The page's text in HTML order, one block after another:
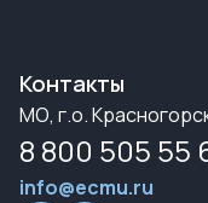
Контакты
МО, г.о.
8 800 505 55
info@ecmu.ru